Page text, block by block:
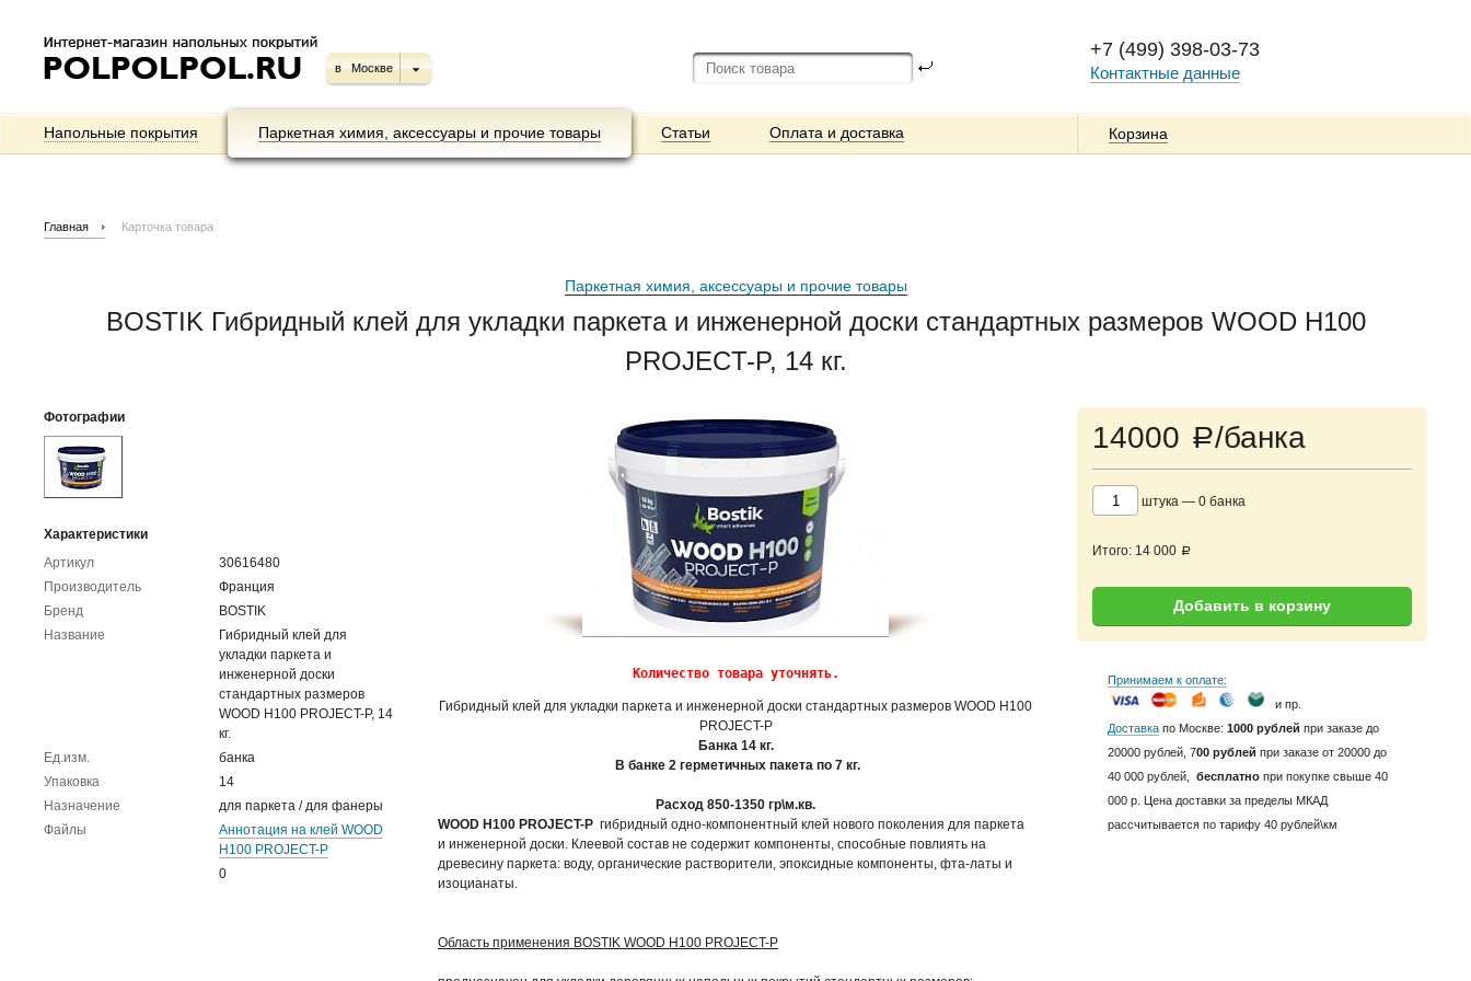
в Москве
+7 (499) 398-03-73
Контактные данные
Напольные покрытия Паркетная химия, аксессуары и прочие товары Статьи Оплата и доставка Корзина
Главная Карточка товара
Паркетная химия, аксессуары и прочие товары
BOSTIK Гибридный клей для укладки паркета и инженерной доски стандартных размеров WOOD H100
PROJECT-P, 14 кг.
Фотографии
Характеристики
Артикул
30616480
Производитель
Франция
Бренд
BOSTIK
Название
Гибридный клей для
укладки паркета и
инженерной доски
стандартных размеров
WOOD H100 PROJECT-P, 14
кг.
Ед.изм.
банка
Упаковка
14
Назначение
для паркета / для фанеры
Файлы
Аннотация на клей WOOD
H100 PROJECT-P
0
14000 a/банка
штука — 0 банка
Итого: 14 000 a
Добавить в корзину
Принимаем к оплате:
и пр.
Доставка по Москве: 1000 рублей при заказе до
20000 рублей, 700 рублей при заказе от 20000 до
40 000 рублей, бесплатно при покупке свыше 40
000 р. Цена доставки за пределы МКАД
рассчитывается по тарифу 40 рублей\км
Количество товара уточнять.
Гибридный клей для укладки паркета и инженерной доски стандартных размеров WOOD H100
PROJECT-P
Банка 14 кг.
В банке 2 герметичных пакета по 7 кг.
Расход 850-1350 гр\м.кв.
WOOD H100 PROJECT-P гибридный одно-компонентный клей нового поколения для паркета
и инженерной доски. Клеевой состав не содержит компоненты, способные повлиять на
древесину паркета: воду, органические растворители, эпоксидные компоненты, фта-латы и
изоцианаты.
Область применения BOSTIK WOOD H100 PROJECT-P